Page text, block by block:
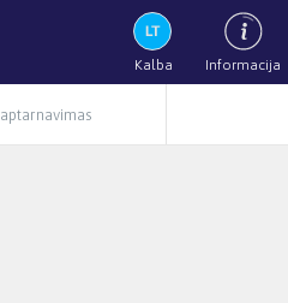
Kalba Informacija